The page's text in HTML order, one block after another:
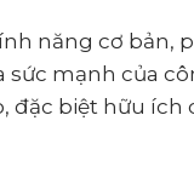
năng cơ bản,
mạnh của
đặc biệt hữu ích